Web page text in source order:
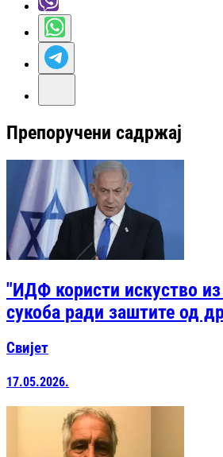
Препоручени садржај
"ИДФ користи искуство из
сукоба ради заштите од
Свијет
17.05.2026.